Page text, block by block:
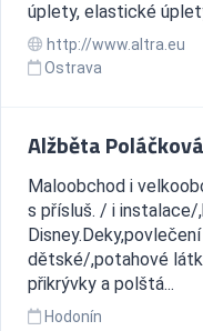
úplety, elastické
http://www.altra.eu
Ostrava
Alžběta Poláčková
Maloobchod i
s přísluš. / i
dětské/,potahové
přikrývky a polštá...
Hodonín